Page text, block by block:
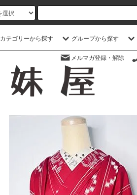
カテゴリーから探す グループから探す
メルマガ登録・解除